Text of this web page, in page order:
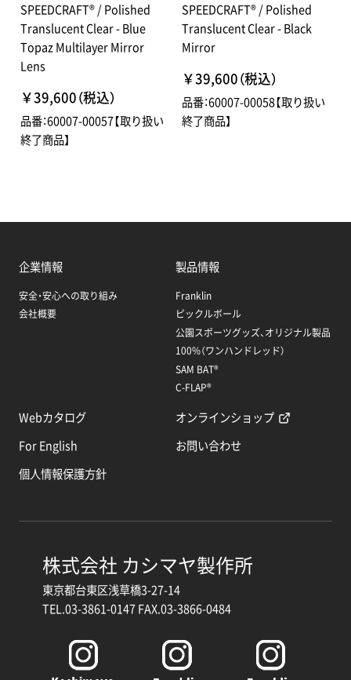
SPEEDCRAFT® / Polished
Translucent Clear - Blue
Topaz Multilayer Mirror
Lens
￥39,600（税込）
品番：60007-00057【取り扱い
終了商品】
SPEEDCRAFT® / Polished
Translucent Clear - Black
Mirror
￥39,600（税込）
品番：60007-00058【取り扱い
終了商品】
株式会社 カシマヤ製作所
東京都台東区浅草橋3-27-14
TEL.03-3861-0147 FAX.03-3866-0484
企業情報
安全・安心への取り組み
会社概要
製品情報
Franklin
ピックルボール
公園スポーツグッズ、オリジナル製品
100%（ワンハンドレッド）
SAM BAT®
C-FLAP®
Webカタログ
オンラインショップ
For English
お問い合わせ
個人情報保護方針